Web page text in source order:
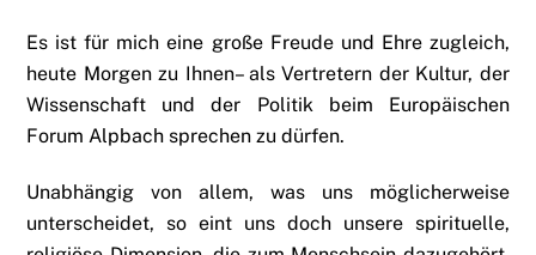
Es ist für mich eine große Freude und Ehre zugleich,
heute Morgen zu Ihnen– als Vertretern der Kultur, der
Wissenschaft und der Politik beim Europäischen
Forum Alpbach sprechen zu dürfen.
Unabhängig von allem, was uns möglicherweise
unterscheidet, so eint uns doch unsere spirituelle,